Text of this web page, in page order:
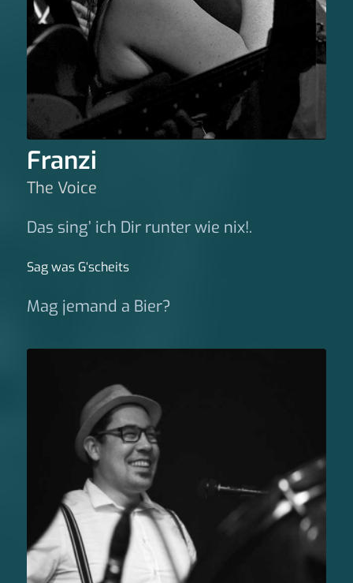
Franzi
The Voice
Das sing’ ich Dir runter wie nix!.
Sag was G‘scheits
Mag jemand a Bier?